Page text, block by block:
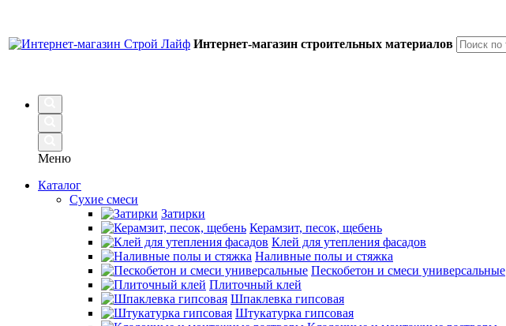
Интернет-магазин строительных материалов
Меню
Каталог
Сухие смеси
Затирки
Керамзит, песок, щебень
Клей для утепления фасадов
Наливные полы и стяжка
Пескобетон и смеси универсальные
Плиточный клей
Шпаклевка гипсовая
Штукатурка гипсовая